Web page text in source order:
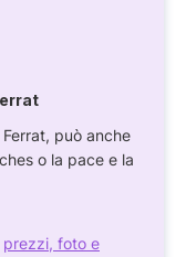
può anche
o la pace e la
prezzi, foto e